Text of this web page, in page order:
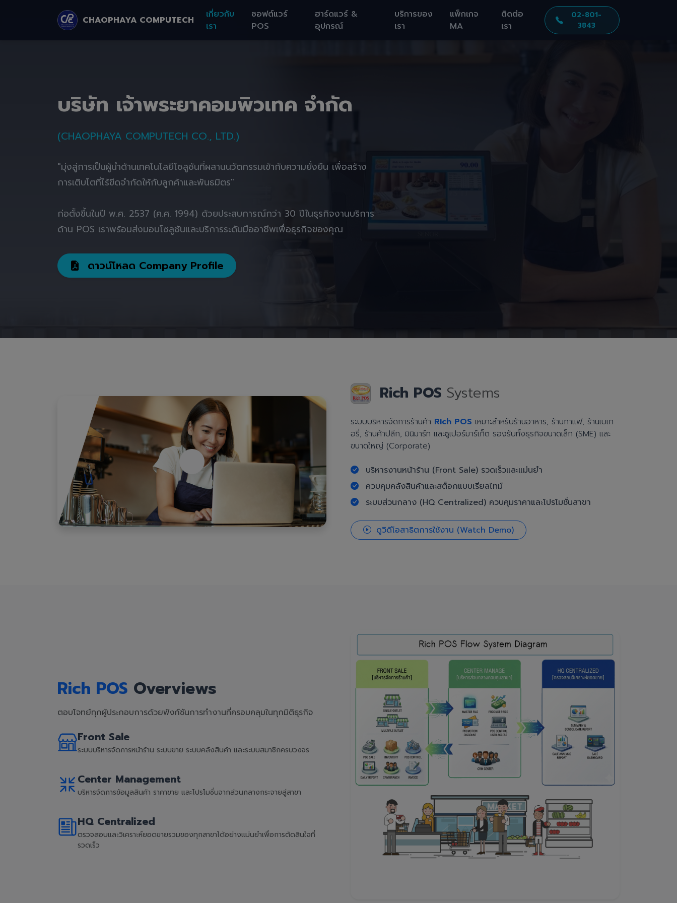
CHAOPHAYA COMPUTECH
เกี่ยวกับ
เรา
ซอฟต์แวร์
POS
ฮาร์ดแวร์ &
อุปกรณ์
บริการของ
เรา
แพ็กเกจ
MA
ติดต่อ
เรา
02-801-
3843
บริษัท เจ้าพระยาคอมพิวเทค จำกัด
(CHAOPHAYA COMPUTECH CO., LTD.)
"มุ่งสู่การเป็นผู้นำด้านเทคโนโลยีโซลูชันที่ผสานนวัตกรรมเข้ากับความยั่งยืน เพื่อสร้าง
การเติบโตที่ไร้ขีดจำกัดให้กับลูกค้าและพันธมิตร"
ก่อตั้งขึ้นในปี พ.ศ. 2537 (ค.ศ. 1994) ด้วยประสบการณ์กว่า 30 ปีในธุรกิจงานบริการ
ด้าน POS เราพร้อมส่งมอบโซลูชันและบริการระดับมืออาชีพเพื่อธุรกิจของคุณ
ดาวน์โหลด Company Profile
Rich POS Systems
ระบบบริหารจัดการร้านค้า Rich POS เหมาะสำหรับร้านอาหาร, ร้านกาแฟ, ร้านเบเก
อรี่, ร้านค้าปลีก, มินิมาร์ท และซูเปอร์มาร์เก็ต รองรับทั้งธุรกิจขนาดเล็ก (SME) และ
ขนาดใหญ่ (Corporate)
บริหารงานหน้าร้าน (Front Sale) รวดเร็วและแม่นยำ
ควบคุมคลังสินค้าและสต็อกแบบเรียลไทม์
ระบบส่วนกลาง (HQ Centralized) ควบคุมราคาและโปรโมชั่นสาขา
ดูวิดีโอสาธิตการใช้งาน (Watch Demo)
Rich POS Overviews
ตอบโจทย์ทุกผู้ประกอบการด้วยฟังก์ชันการทำงานที่ครอบคลุมในทุกมิติธุรกิจ
Front Sale
ระบบบริหารจัดการหน้าร้าน ระบบขาย ระบบคลังสินค้า และระบบสมาชิกครบวงจร
Center Management
บริหารจัดการข้อมูลสินค้า ราคาขาย และโปรโมชั่นจากส่วนกลางกระจายสู่สาขา
HQ Centralized
ตรวจสอบและวิเคราะห์ยอดขายรวมของทุกสาขาได้อย่างแม่นยำเพื่อการตัดสินใจที่
รวดเร็ว